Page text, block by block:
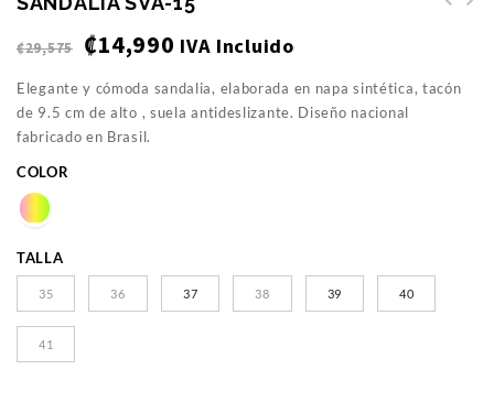
₡29,575 ₡14,990 IVA Incluido
Elegante y cómoda sandalia, elaborada en napa sintética, tacón
de 9.5 cm de alto , suela antideslizante. Diseño nacional
fabricado en Brasil.
COLOR
TALLA
35 36 37 38 39 40
41